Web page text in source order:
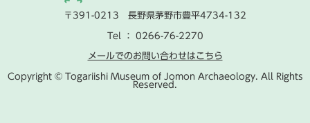
〒391-0213 長野県茅野市豊平4734-132
Tel ： 0266-76-2270
メールでのお問い合わせはこちら
Copyright © Togariishi Museum of Jomon Archaeology. All Rights
Reserved.